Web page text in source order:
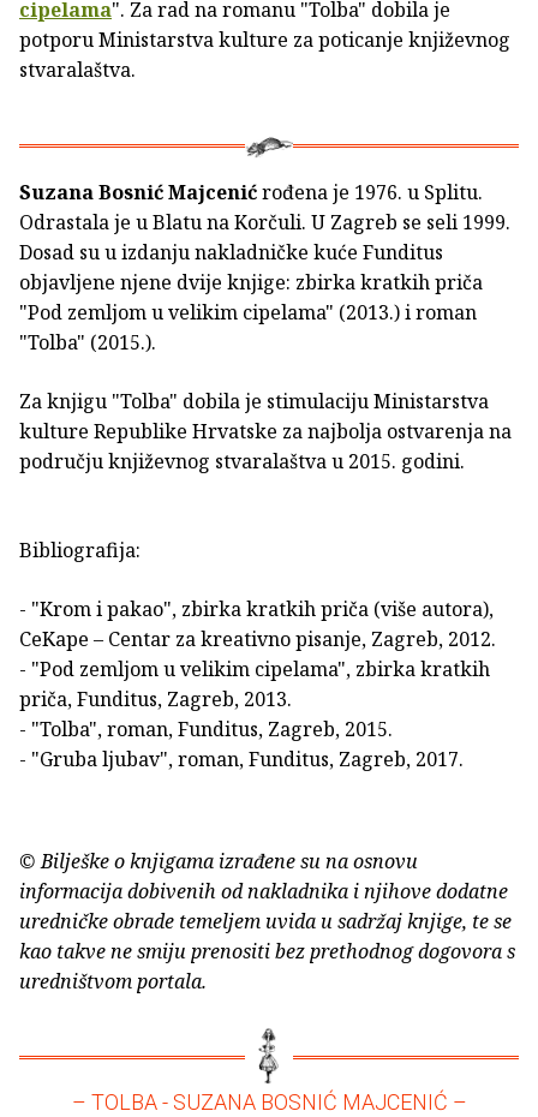
cipelama". Za rad na romanu "Tolba" dobila je
potporu Ministarstva kulture za poticanje književnog
stvaralaštva.
Suzana Bosnić Majcenićrođena je 1976. u Splitu.
Odrastala je u Blatu na Korčuli. U Zagreb se seli 1999.
Dosad su u izdanju nakladničke kuće Funditus
objavljene njene dvije knjige: zbirka kratkih priča
"Pod zemljom u velikim cipelama" (2013.) i roman
"Tolba" (2015.).
Za knjigu "Tolba" dobila je stimulaciju Ministarstva
kulture Republike Hrvatske za najbolja ostvarenja na
području književnog stvaralaštva u 2015. godini.
Bibliografija:
- "Krom i pakao", zbirka kratkih priča (više autora),
CeKape – Centar za kreativno pisanje, Zagreb, 2012.
- "Pod zemljom u velikim cipelama", zbirka kratkih
priča, Funditus, Zagreb, 2013.
- "Tolba", roman, Funditus, Zagreb, 2015.
- "Gruba ljubav", roman, Funditus, Zagreb, 2017.
© Bilješke o knjigama izrađene su na osnovu
informacija dobivenih od nakladnika i njihove dodatne
uredničke obrade temeljem uvida u sadržaj knjige, te se
kao takve ne smiju prenositi bez prethodnog dogovora s
uredništvom portala.
– TOLBA - SUZANA BOSNIĆ MAJCENIĆ –